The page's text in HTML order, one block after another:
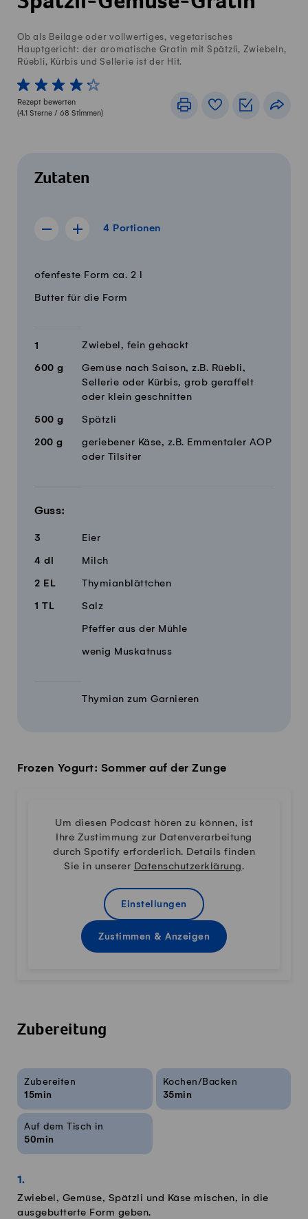
Ob als Beilage oder vollwertiges, vegetarisches
Hauptgericht: der aromatische Gratin mit Spätzli, Zwiebeln,
Rüebli, Kürbis und Sellerie ist der Hit.
1 von 5 Sterne
2 von 5 Sterne
3 von 5 Sterne
4 von 5 Sterne
5 von 5 Sterne
Rezept bewerten
(4.1 Sterne / 68 Stimmen)
DruckenRezeptbuch
Zutaten
4 Portionen
Rezept für 3 Portionen anzeigen
Rezept für 5 Portionen anzeigen
4 Portionen
MengeZutaten
ofenfeste Form ca. 2 l
Butter für die Form
1 Zwiebel, fein gehackt
600 g
Gemüse nach Saison, z.B. Rüebli,
Sellerie oder Kürbis, grob geraffelt
oder klein geschnitten
500 g Spätzli
200 g
geriebener Käse, z.B. Emmentaler AOP
oder Tilsiter
Guss:
3 Eier
4 dl Milch
2 EL Thymianblättchen
1 TL Salz
Pfeffer aus der Mühle
wenig Muskatnuss
Thymian zum Garnieren
Frozen Yogurt: Sommer auf der Zunge
Um diesen Podcast hören zu können, ist
Ihre Zustimmung zur Datenverarbeitung
durch Spotify erforderlich. Details finden
Sie in unserer Datenschutzerklärung.
Einstellungen
Zustimmen & Anzeigen
Zubereitung
Rezeptinfos
Zubereiten
15min
Kochen/Backen
35min
Auf dem Tisch in
50min
Zwiebel, Gemüse, Spätzli und Käse mischen, in die
ausgebutterte Form geben.